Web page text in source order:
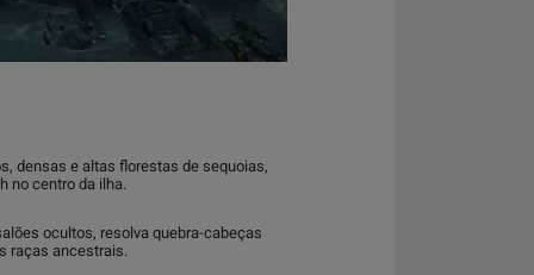
densas e altas florestas de sequoias,
no centro da ilha.
ocultos, resolva quebra-cabeças
raças ancestrais.